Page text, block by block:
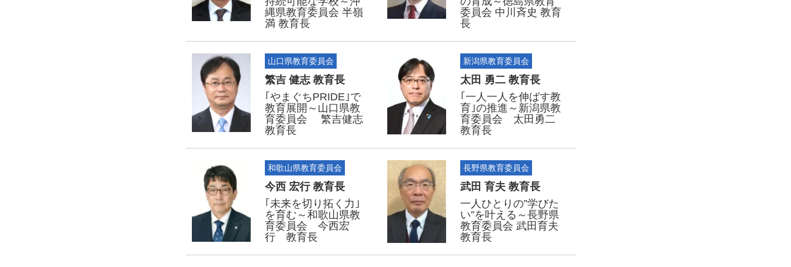
縄県教育委員会 半嶺
満 教育長
委員会 中川斉史 教育
長
山口県教育委員会
繁吉 健志 教育長
｢やまぐちPRIDE｣で
教育展開～山口県教
育委員会 繁吉健志
教育長
新潟県教育委員会
太田 勇二 教育長
｢一人一人を伸ばす教
育｣の推進～新潟県教
育委員会 太田勇二
教育長
和歌山県教育委員会
今西 宏行 教育長
｢未来を切り拓く力｣
を育む～和歌山県教
育委員会 今西宏
行 教育長
長野県教育委員会
武田 育夫 教育長
一人ひとりの”学びた
い”を叶える～長野県
教育委員会 武田育夫
教育長